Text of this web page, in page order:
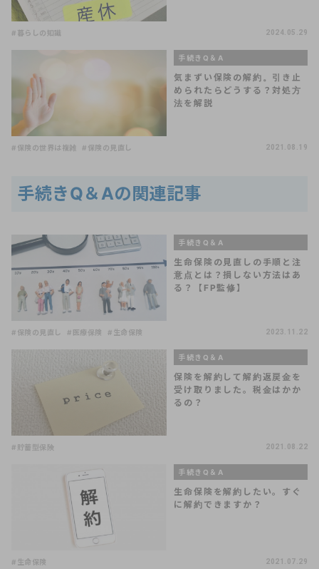
#暮らしの知識 2024.05.29
手続きQ＆A
気まずい保険の解約。引き止
められたらどうする？対処方
法を解説
#保険の世界は複雑 #保険の見直し 2021.08.19
手続きQ＆Aの関連記事
手続きQ＆A
生命保険の見直しの手順と注
意点とは？損しない方法はあ
る？【FP監修】
#保険の見直し #医療保険 #生命保険 2023.11.22
手続きQ＆A
保険を解約して解約返戻金を
受け取りました。税金はかか
るの？
#貯蓄型保険 2021.08.22
手続きQ＆A
生命保険を解約したい。すぐ
に解約できますか？
#生命保険 2021.07.29